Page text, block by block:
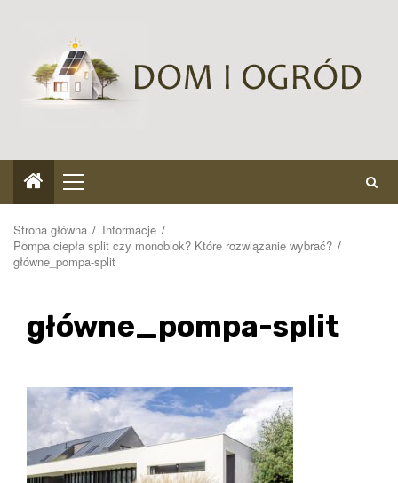
Menu
główne
Strona główna
Informacje
Pompa ciepła split czy monoblok? Które rozwiązanie wybrać?
główne_pompa-split
główne_pompa-split